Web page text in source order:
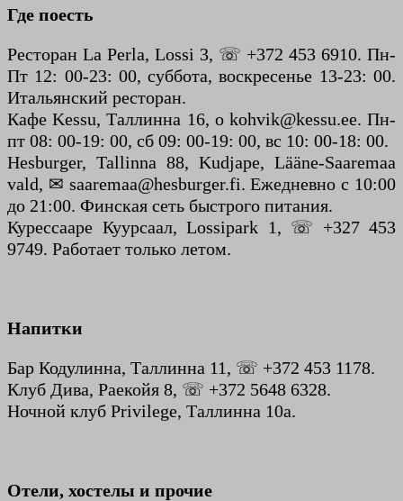
Где поесть
Ресторан La Perla, Lossi 3, ☏ +372 453 6910. Пн-
Пт 12: 00-23: 00, суббота, воскресенье 13-23: 00.
Итальянский ресторан.
Кафе Kessu, Таллинна 16, o kohvik@kessu.ee. Пн-
пт 08: 00-19: 00, сб 09: 00-19: 00, вс 10: 00-18: 00.
Hesburger, Tallinna 88, Kudjape, Lääne-Saaremaa
vald, ✉ saaremaa@hesburger.fi. Ежедневно с 10:00
до 21:00. Финская сеть быстрого питания.
Курессааре Куурсаал, Lossipark 1, ☏ +327 453
9749. Работает только летом.
Напитки
Бар Кодулинна, Таллинна 11, ☏ +372 453 1178.
Клуб Дива, Раекойя 8, ☏ +372 5648 6328.
Ночной клуб Privilege, Таллинна 10а.
Отели, хостелы и прочие